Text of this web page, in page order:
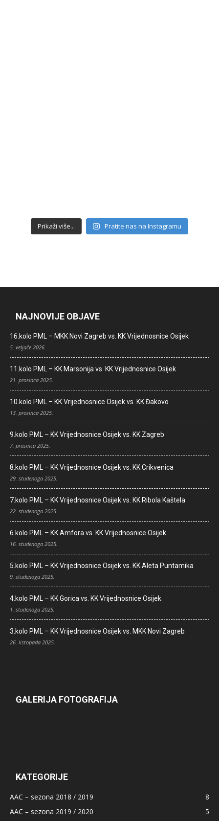
Prikaži više... Pratite nas na Instagramu
NAJNOVIJE OBJAVE
16.kolo PML – MKK Novi Zagreb vs. KK Vrijednosnice Osijek
5. veljače 2026.
11.kolo PML – KK Marsonija vs. KK Vrijednosnice Osijek
21. prosinca 2025.
10.kolo PML – KK Vrijednosnice Osijek vs. KK Đakovo
13. prosinca 2025.
9.kolo PML – KK Vrijednosnice Osijek vs. KK Zagreb
7. prosinca 2025.
8.kolo PML – KK Vrijednosnice Osijek vs. KK Crikvenica
29. studenoga 2025.
7.kolo PML – KK Vrijednosnice Osijek vs. KK Ribola Kaštela
22. studenoga 2025.
6.kolo PML – KK Amfora vs. KK Vrijednosnice Osijek
16. studenoga 2025.
5.kolo PML – KK Vrijednosnice Osijek vs. KK Aleta Puntamika
9. studenoga 2025.
4.kolo PML – KK Gorica vs. KK Vrijednosnice Osijek
1. studenoga 2025.
3.kolo PML – KK Vrijednosnice Osijek vs. MKK Novi Zagreb
26. listopada 2025.
GALERIJA FOTOGRAFIJA
KATEGORIJE
AAC – sezona 2018 / 2019
8
AAC – sezona 2019 / 2020
5